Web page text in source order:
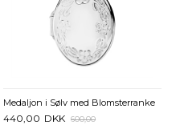
Medaljon i Sølv med Blomsterranke
440,00 DKK 600,00